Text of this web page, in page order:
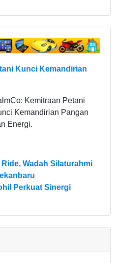
Kunci Kemandirian
Kemitraan Petani
Kemandirian Pangan
Energi.
Wadah Silaturahmi
Perkuat Sinergi